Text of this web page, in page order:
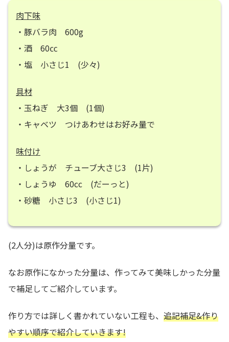
肉下味
・豚バラ肉 600g
・酒 60㏄
・塩 小さじ1 (少々)
具材
・玉ねぎ 大3個 (1個)
・キャベツ つけあわせはお好み量で
味付け
・しょうが チューブ大さじ3 (1片)
・しょうゆ 60cc (だーっと)
・砂糖 小さじ3 (小さじ1)
(2人分)は原作分量です。
なお原作になかった分量は、作ってみて美味しかった分量
で補足してご紹介しています。
作り方では詳しく書かれていない工程も、 追記補足&作り
やすい順序で紹介していきます!